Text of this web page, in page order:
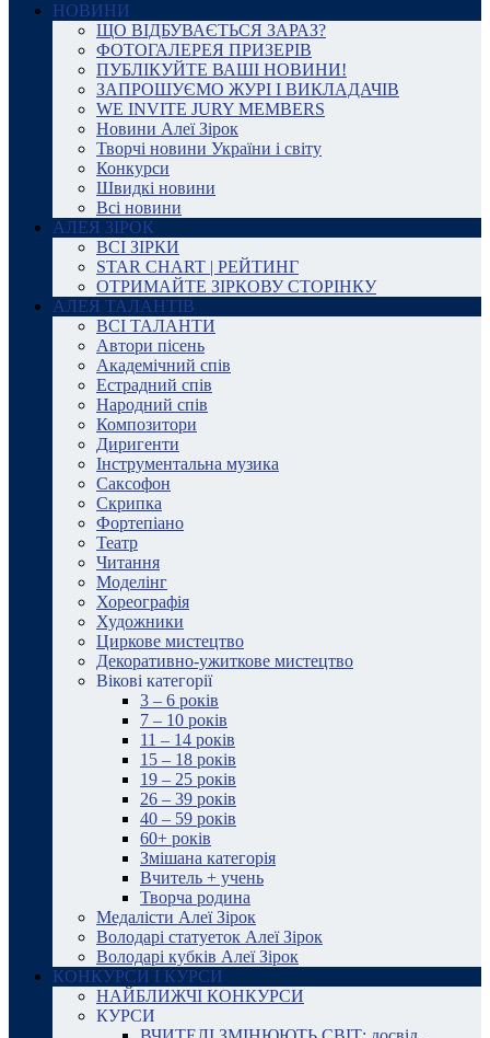
НОВИНИ
ЩО ВІДБУВАЄТЬСЯ ЗАРАЗ?
ФОТОГАЛЕРЕЯ ПРИЗЕРІВ
ПУБЛІКУЙТЕ ВАШІ НОВИНИ!
ЗАПРОШУЄМО ЖУРІ І ВИКЛАДАЧІВ
WE INVITE JURY MEMBERS
Новини Алеї Зірок
Творчі новини України і світу
Конкурси
Швидкі новини
Всі новини
АЛЕЯ ЗІРОК
ВСІ ЗІРКИ
STAR CHART | РЕЙТИНГ
ОТРИМАЙТЕ ЗІРКОВУ СТОРІНКУ
АЛЕЯ ТАЛАНТІВ
ВСІ ТАЛАНТИ
Автори пісень
Академічний спів
Естрадний спів
Народний спів
Композитори
Диригенти
Інструментальна музика
Саксофон
Скрипка
Фортепіано
Театр
Читання
Моделінг
Хореографія
Художники
Циркове мистецтво
Декоративно-ужиткове мистецтво
Вікові категорії
3 – 6 років
7 – 10 років
11 – 14 років
15 – 18 років
19 – 25 років
26 – 39 років
40 – 59 років
60+ років
Змішана категорія
Вчитель + учень
Творча родина
Медалісти Алеї Зірок
Володарі статуеток Алеї Зірок
Володарі кубків Алеї Зірок
КОНКУРСИ І КУРСИ
НАЙБЛИЖЧІ КОНКУРСИ
КУРСИ